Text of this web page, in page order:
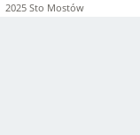
2025 Sto Mostów